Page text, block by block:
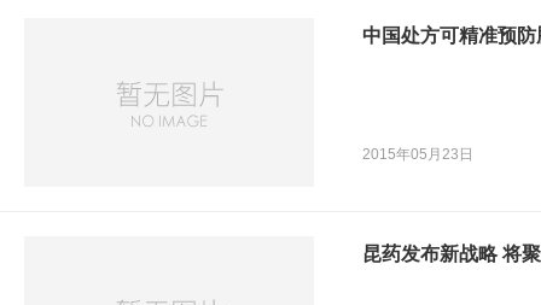
中国处方可精准预防
2015年05月23日
昆药发布新战略 将